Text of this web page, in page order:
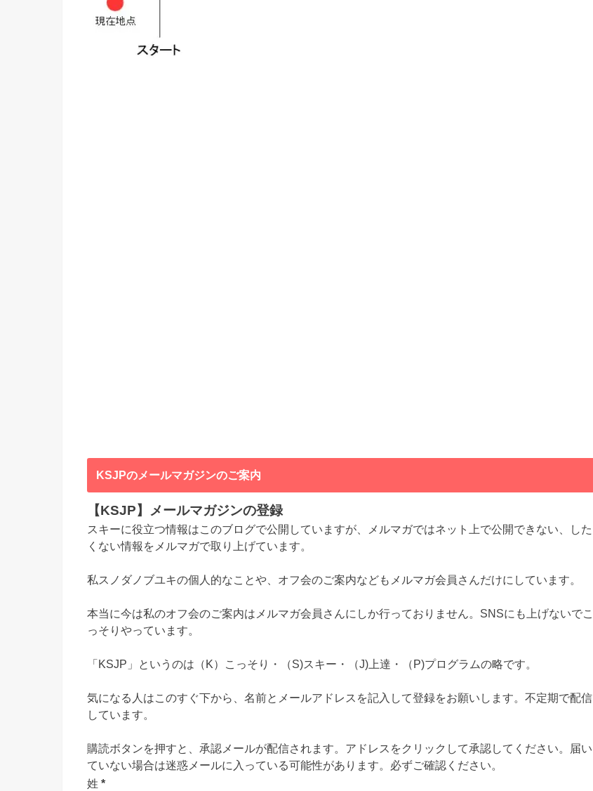
KSJPのメールマガジンのご案内
【KSJP】メールマガジンの登録
スキーに役立つ情報はこのブログで公開していますが、メルマガではネット上で公開できない、した
くない情報をメルマガで取り上げています。
私スノダノブユキの個人的なことや、オフ会のご案内などもメルマガ会員さんだけにしています。
本当に今は私のオフ会のご案内はメルマガ会員さんにしか行っておりません。SNSにも上げないでこ
っそりやっています。
「KSJP」というのは（K）こっそり・（S)スキー・（J)上達・（P)プログラムの略です。
気になる人はこのすぐ下から、名前とメールアドレスを記入して登録をお願いします。不定期で配信
しています。
購読ボタンを押すと、承認メールが配信されます。アドレスをクリックして承認してください。届い
ていない場合は迷惑メールに入っている可能性があります。必ずご確認ください。
姓 *